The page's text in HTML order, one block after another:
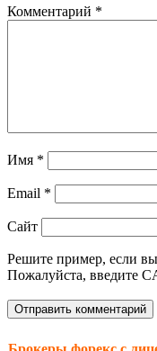
Комментарий *
Имя *
Email *
Сайт
Решите пример, если
Пожалуйста, введите